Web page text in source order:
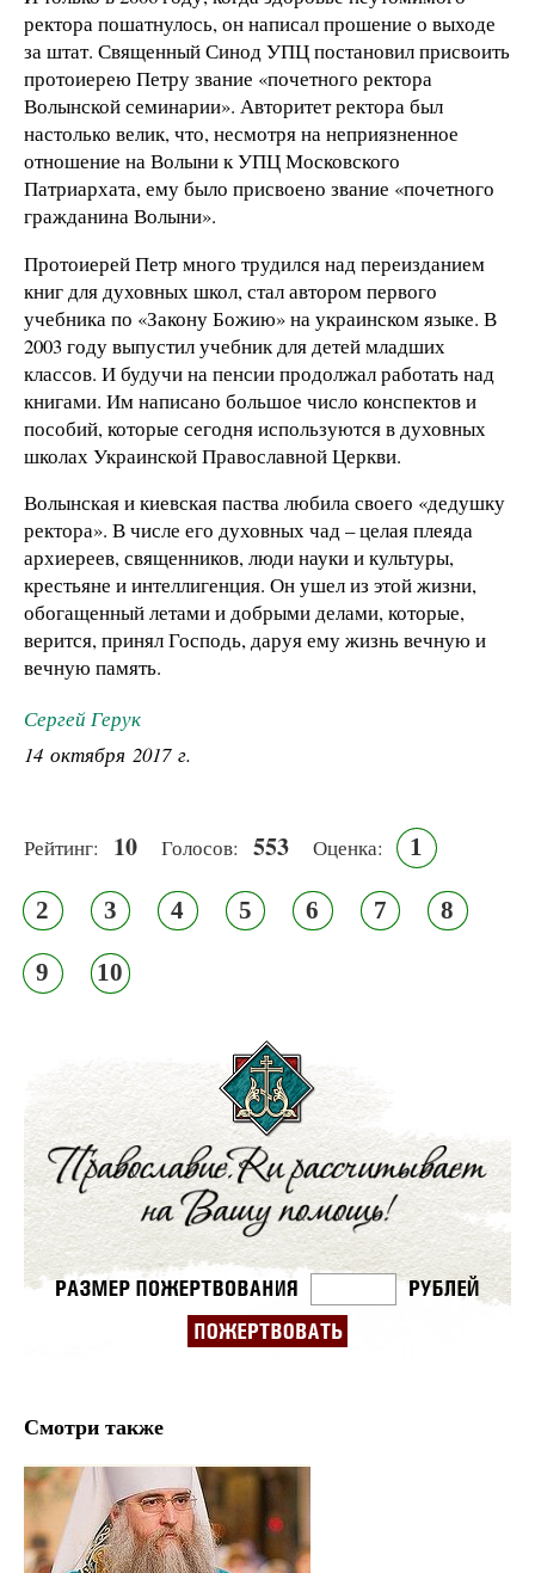
ректора пошатнулось, он написал прошение о выходе
за штат. Священный Синод УПЦ постановил присвоить
протоиерею Петру звание «почетного ректора
Волынской семинарии». Авторитет ректора был
настолько велик, что, несмотря на неприязненное
отношение на Волыни к УПЦ Московского
Патриархата, ему было присвоено звание «почетного
гражданина Волыни».
Протоиерей Петр много трудился над переизданием
книг для духовных школ, стал автором первого
учебника по «Закону Божию» на украинском языке. В
2003 году выпустил учебник для детей младших
классов. И будучи на пенсии продолжал работать над
книгами. Им написано большое число конспектов и
пособий, которые сегодня используются в духовных
школах Украинской Православной Церкви.
Волынская и киевская паства любила своего «дедушку
ректора». В числе его духовных чад – целая плеяда
архиереев, священников, люди науки и культуры,
крестьяне и интеллигенция. Он ушел из этой жизни,
обогащенный летами и добрыми делами, которые,
верится, принял Господь, даруя ему жизнь вечную и
вечную память.
Сергей Герук
14 октября 2017 г.
Рейтинг: 10 Голосов: 553 Оценка: 1
2 3 4 5 6 7 8
9 10
Смотри также